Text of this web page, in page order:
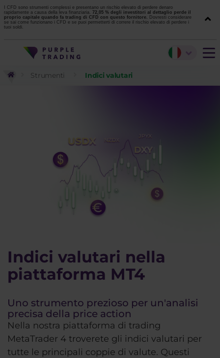
I CFD sono strumenti complessi e presentano un rischio elevato di perdere denaro
rapidamente a causa della leva finanziaria. 72,05 % degli investitori al dettaglio perde il
proprio capitale quando fa trading di CFD con questo fornitore. Dovresti considerare
se sai come funzionano i CFD e se puoi permetterti di correre il rischio elevato di perdere i
tuoi soldi.
Strumenti Indici valutari
Indici valutari nella
piattaforma MT4
Uno strumento prezioso per un'analisi
precisa della price action
Nella nostra piattaforma di trading
MetaTrader 4 troverete gli indici valutari per
tutte le principali coppie di valute. Questi